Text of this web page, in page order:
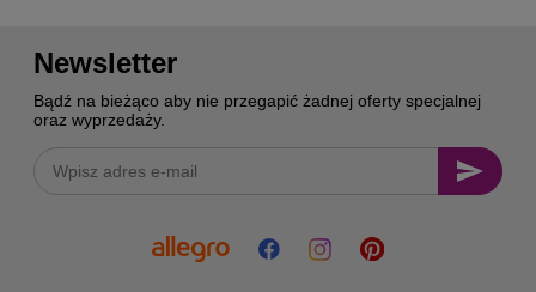
Newsletter
Bądź na bieżąco aby nie przegapić żadnej oferty specjalnej
oraz wyprzedaży.